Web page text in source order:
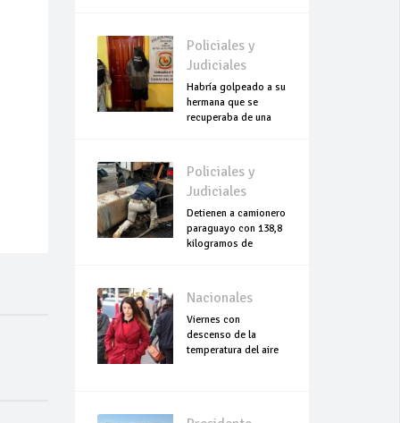
Policiales y
Judiciales
Habría golpeado a su
hermana que se
recuperaba de una
Policiales y
Judiciales
Detienen a camionero
paraguayo con 138,8
kilogramos de
Nacionales
Viernes con
descenso de la
temperatura del aire